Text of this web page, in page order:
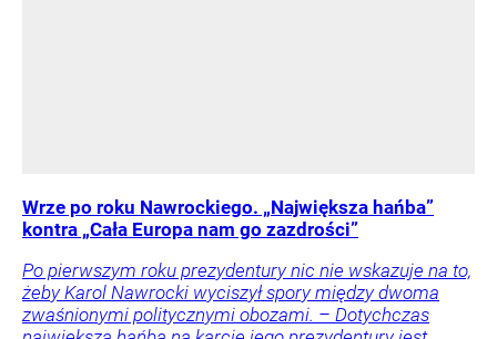
Wrze po roku Nawrockiego. „Największa hańba”
kontra „Cała Europa nam go zazdrości”
Po pierwszym roku prezydentury nic nie wskazuje na to,
żeby Karol Nawrocki wyciszył spory między dwoma
zwaśnionymi politycznymi obozami. – Dotychczas